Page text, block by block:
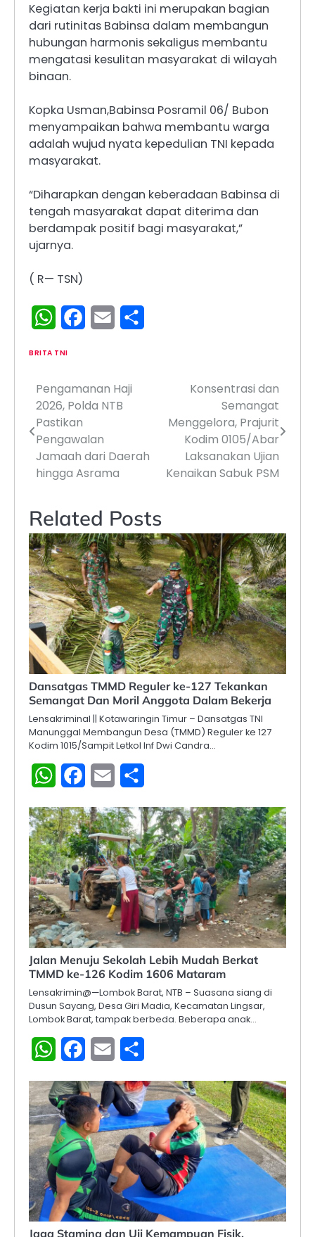
Kegiatan kerja bakti ini merupakan bagian
dari rutinitas Babinsa dalam membangun
hubungan harmonis sekaligus membantu
mengatasi kesulitan masyarakat di wilayah
binaan.
Kopka Usman,Babinsa Posramil 06/ Bubon
menyampaikan bahwa membantu warga
adalah wujud nyata kepedulian TNI kepada
masyarakat.
“Diharapkan dengan keberadaan Babinsa di
tengah masyarakat dapat diterima dan
berdampak positif bagi masyarakat,”
ujarnya.
( R— TSN)
WhatsAppFacebook
Email
BRITA TNI
Navigasi
pos
Pengamanan Haji
2026, Polda NTB
Pastikan
Pengawalan
Jamaah dari Daerah
hingga Asrama
Konsentrasi dan
Semangat
Menggelora, Prajurit
Kodim 0105/Abar
Laksanakan Ujian
Kenaikan Sabuk PSM
Related Posts
Dansatgas TMMD Reguler ke-127 Tekankan
Semangat Dan Moril Anggota Dalam Bekerja
Lensakriminal || Kotawaringin Timur – Dansatgas TNI
Manunggal Membangun Desa (TMMD) Reguler ke 127
Kodim 1015/Sampit Letkol Inf Dwi Candra…
WhatsAppFacebook
Email
Jalan Menuju Sekolah Lebih Mudah Berkat
TMMD ke-126 Kodim 1606 Mataram
Lensakrimin@—Lombok Barat, NTB – Suasana siang di
Dusun Sayang, Desa Giri Madia, Kecamatan Lingsar,
Lombok Barat, tampak berbeda. Beberapa anak…
WhatsAppFacebook
Email
Jaga Stamina dan Uji Kemampuan Fisik,